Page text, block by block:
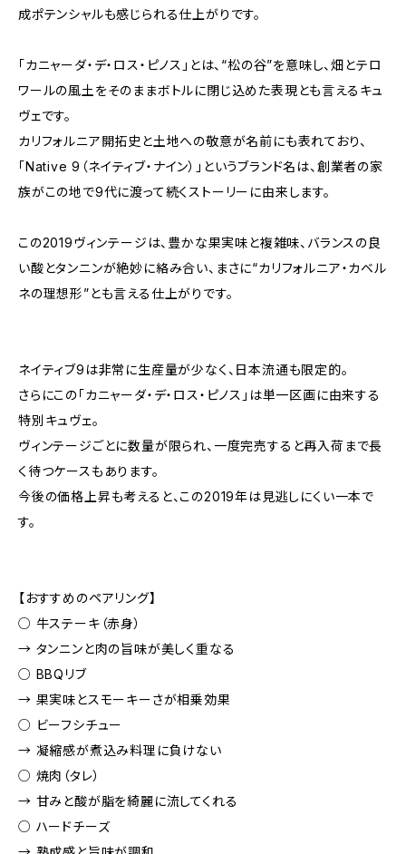
成ポテンシャルも感じられる仕上がりです。
「カニャーダ・デ・ロス・ピノス」とは、“松の谷”を意味し、畑とテロ
ワールの風土をそのままボトルに閉じ込めた表現とも言えるキュ
ヴェです。
カリフォルニア開拓史と土地への敬意が名前にも表れており、
「Native 9（ネイティブ・ナイン）」というブランド名は、創業者の家
族がこの地で9代に渡って続くストーリーに由来します。
この2019ヴィンテージは、豊かな果実味と複雑味、バランスの良
い酸とタンニンが絶妙に絡み合い、まさに“カリフォルニア・カベル
ネの理想形”とも言える仕上がりです。
ネイティブ9は非常に生産量が少なく、日本流通も限定的。
さらにこの「カニャーダ・デ・ロス・ピノス」は単一区画に由来する
特別キュヴェ。
ヴィンテージごとに数量が限られ、一度完売すると再入荷まで長
く待つケースもあります。
今後の価格上昇も考えると、この2019年は見逃しにくい一本で
す。
【おすすめのペアリング】
○ 牛ステーキ（赤身）
→ タンニンと肉の旨味が美しく重なる
○ BBQリブ
→ 果実味とスモーキーさが相乗効果
○ ビーフシチュー
→ 凝縮感が煮込み料理に負けない
○ 焼肉（タレ）
→ 甘みと酸が脂を綺麗に流してくれる
○ ハードチーズ